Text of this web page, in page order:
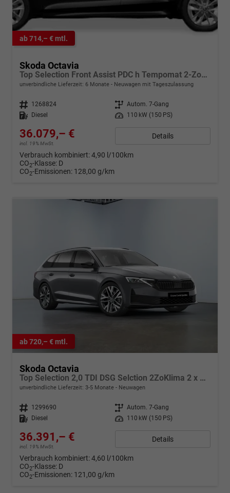
ab 714,– € mtl.
Skoda Octavia
Top Selection Front Assist PDC h Tempomat 2-Zonen-Klimaauto. Voll-LED-Matrix-Scheinwerfer KESSY
unverbindliche Lieferzeit: 6 Monate Neuwagen mit Tageszulassung
Fahrzeugnr. 1268824 Getriebe Autom. 7-Gang
Kraftstoff
Diesel Leistung 110 kW (150 PS)
36.079,– €
incl. 19% MwSt.
Details
Verbrauch kombiniert:4,90 l/100km
CO2-Klasse: D
CO2-Emissionen: 128,00 g/km
ab 720,– € mtl.
Skoda Octavia
Top Selection 2,0 TDI DSG Selction 2ZoKlima 2 x PDC Matrix Kamera Sitzheizung Tempomat Digitales Cockpit 5J Garantie Leichtmetallfelgen
unverbindliche Lieferzeit: 3-5 Monate Neuwagen
Fahrzeugnr. 1299690 Getriebe Autom. 7-Gang
Kraftstoff
Diesel Leistung 110 kW (150 PS)
36.391,– €
incl. 19% MwSt.
Details
Verbrauch kombiniert:4,60 l/100km
CO2-Klasse: D
CO2-Emissionen: 121,00 g/km